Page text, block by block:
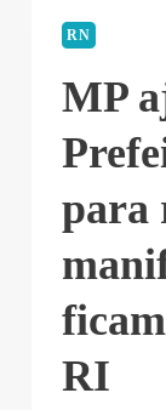
RN
MP
para
RI